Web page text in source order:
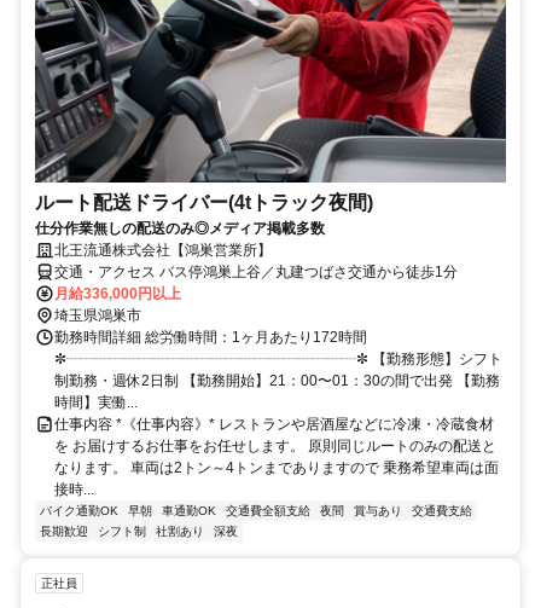
ルート配送ドライバー(4tトラック夜間)
仕分作業無しの配送のみ◎メディア掲載多数
北王流通株式会社【鴻巣営業所】
交通・アクセス バス停鴻巣上谷／丸建つばさ交通から徒歩1分
月給336,000円以上
埼玉県鴻巣市
勤務時間詳細 総労働時間：1ヶ月あたり172時間
✼┈┈┈┈┈┈┈┈┈┈┈┈┈┈┈┈┈┈┈┈✼ 【勤務形態】シフト
制勤務・週休2日制 【勤務開始】21：00〜01：30の間で出発 【勤務
時間】実働...
仕事内容 *《仕事内容》* レストランや居酒屋などに冷凍・冷蔵食材
を お届けするお仕事をお任せします。 原則同じルートのみの配送と
なります。 車両は2トン～4トンまでありますので 乗務希望車両は面
接時...
バイク通勤OK 早朝 車通勤OK 交通費全額支給 夜間 賞与あり
交通費支給
長期歓迎
シフト制 社割あり 深夜
正社員